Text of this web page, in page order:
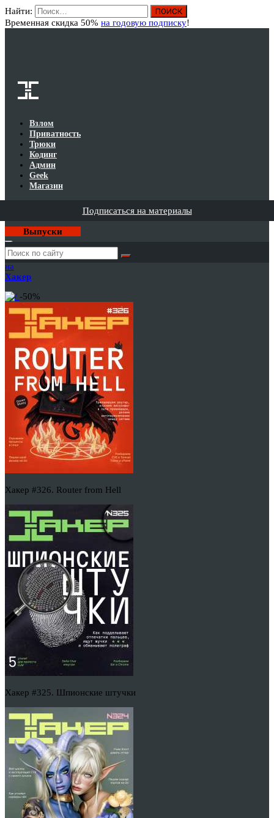
Найти:
Временная скидка 50% на годовую подписку!
Взлом
Приватность
Трюки
Кодинг
Админ
Geek
Магазин
Подписаться на материалы
Выпуски
Годовая
подписка
на
Хакер
-50%
Хакер #326. Router from Hell
Хакер #325. Шпионские штучки